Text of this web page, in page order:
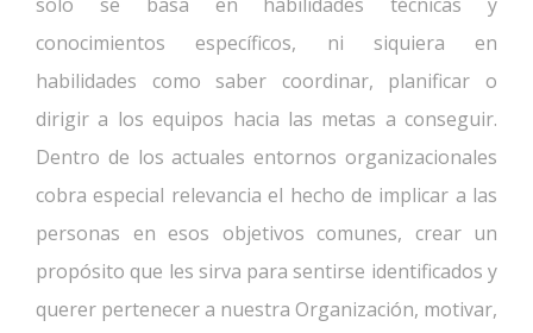
conocimientos específicos, ni siquiera en
habilidades como saber coordinar, planificar o
dirigir a los equipos hacia las metas a conseguir.
Dentro de los actuales entornos organizacionales
cobra especial relevancia el hecho de implicar a las
personas en esos objetivos comunes, crear un
propósito que les sirva para sentirse identificados y
querer pertenecer a nuestra Organización, motivar,